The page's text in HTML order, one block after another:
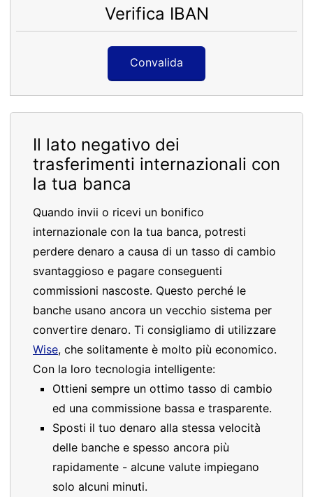
Verifica IBAN
Convalida
Il lato negativo dei
trasferimenti internazionali con
la tua banca
Quando invii o ricevi un bonifico
internazionale con la tua banca, potresti
perdere denaro a causa di un tasso di cambio
svantaggioso e pagare conseguenti
commissioni nascoste. Questo perché le
banche usano ancora un vecchio sistema per
convertire denaro. Ti consigliamo di utilizzare
Wise, che solitamente è molto più economico.
Con la loro tecnologia intelligente:
Ottieni sempre un ottimo tasso di cambio
ed una commissione bassa e trasparente.
Sposti il tuo denaro alla stessa velocità
delle banche e spesso ancora più
rapidamente - alcune valute impiegano
solo alcuni minuti.